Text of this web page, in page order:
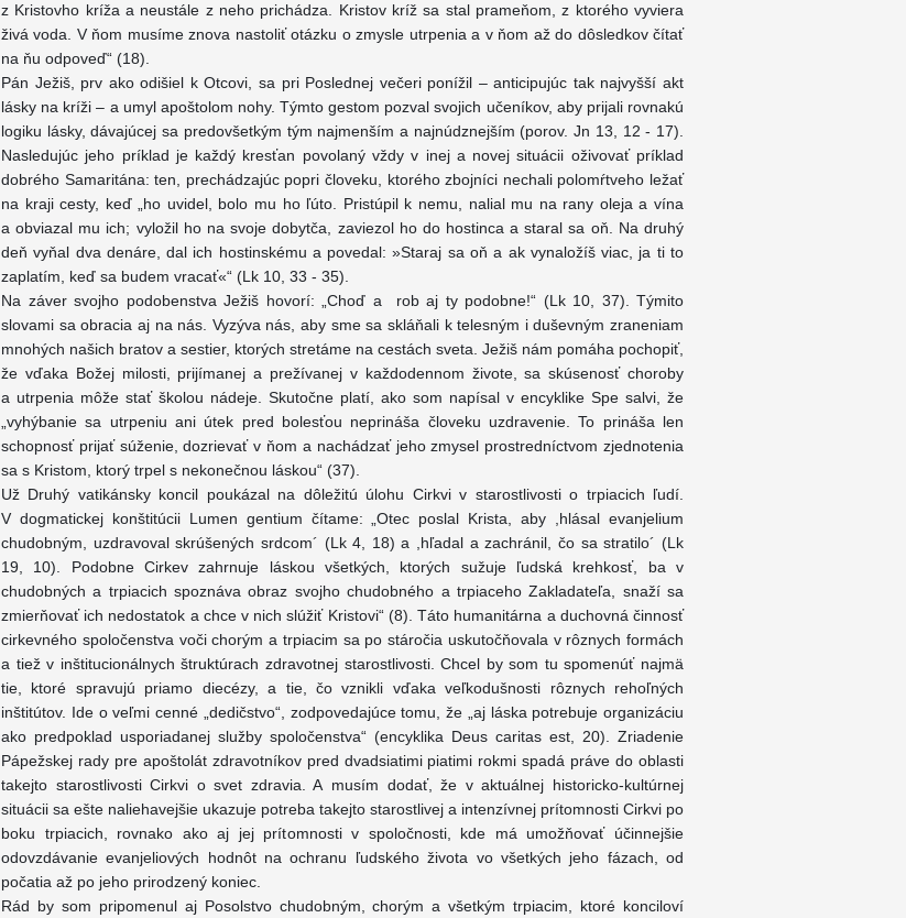
z Kristovho kríža a neustále z neho prichádza. Kristov kríž sa stal prameňom, z ktorého vyviera
živá voda. V ňom musíme znova nastoliť otázku o zmysle utrpenia a v ňom až do dôsledkov čítať
na ňu odpoveď“ (18).
Pán Ježiš, prv ako odišiel k Otcovi, sa pri Poslednej večeri ponížil – anticipujúc tak najvyšší akt
lásky na kríži – a umyl apoštolom nohy. Týmto gestom pozval svojich učeníkov, aby prijali rovnakú
logiku lásky, dávajúcej sa predovšetkým tým najmenším a najnúdznejším (porov. Jn 13, 12 - 17).
Nasledujúc jeho príklad je každý kresťan povolaný vždy v inej a novej situácii oživovať príklad
dobrého Samaritána: ten, prechádzajúc popri človeku, ktorého zbojníci nechali polomŕtveho ležať
na kraji cesty, keď „ho uvidel, bolo mu ho ľúto. Pristúpil k nemu, nalial mu na rany oleja a vína
a obviazal mu ich; vyložil ho na svoje dobytča, zaviezol ho do hostinca a staral sa oň. Na druhý
deň vyňal dva denáre, dal ich hostinskému a povedal: »Staraj sa oň a ak vynaložíš viac, ja ti to
zaplatím, keď sa budem vracať«“ (Lk 10, 33 - 35).
Na záver svojho podobenstva Ježiš hovorí: „Choď a rob aj ty podobne!“ (Lk 10, 37). Týmito
slovami sa obracia aj na nás. Vyzýva nás, aby sme sa skláňali k telesným i duševným zraneniam
mnohých našich bratov a sestier, ktorých stretáme na cestách sveta. Ježiš nám pomáha pochopiť,
že vďaka Božej milosti, prijímanej a prežívanej v každodennom živote, sa skúsenosť choroby
a utrpenia môže stať školou nádeje. Skutočne platí, ako som napísal v encyklike Spe salvi, že
„vyhýbanie sa utrpeniu ani útek pred bolesťou neprináša človeku uzdravenie. To prináša len
schopnosť prijať súženie, dozrievať v ňom a nachádzať jeho zmysel prostredníctvom zjednotenia
sa s Kristom, ktorý trpel s nekonečnou láskou“ (37).
Už Druhý vatikánsky koncil poukázal na dôležitú úlohu Cirkvi v starostlivosti o trpiacich ľudí.
V dogmatickej konštitúcii Lumen gentium čítame: „Otec poslal Krista, aby ,hlásal evanjelium
chudobným, uzdravoval skrúšených srdcom´ (Lk 4, 18) a ,hľadal a zachránil, čo sa stratilo´ (Lk
19, 10). Podobne Cirkev zahrnuje láskou všetkých, ktorých sužuje ľudská krehkosť, ba v
chudobných a trpiacich spoznáva obraz svojho chudobného a trpiaceho Zakladateľa, snaží sa
zmierňovať ich nedostatok a chce v nich slúžiť Kristovi“ (8). Táto humanitárna a duchovná činnosť
cirkevného spoločenstva voči chorým a trpiacim sa po stáročia uskutočňovala v rôznych formách
a tiež v inštitucionálnych štruktúrach zdravotnej starostlivosti. Chcel by som tu spomenúť najmä
tie, ktoré spravujú priamo diecézy, a tie, čo vznikli vďaka veľkodušnosti rôznych rehoľných
inštitútov. Ide o veľmi cenné „dedičstvo“, zodpovedajúce tomu, že „aj láska potrebuje organizáciu
ako predpoklad usporiadanej služby spoločenstva“ (encyklika Deus caritas est, 20). Zriadenie
Pápežskej rady pre apoštolát zdravotníkov pred dvadsiatimi piatimi rokmi spadá práve do oblasti
takejto starostlivosti Cirkvi o svet zdravia. A musím dodať, že v aktuálnej historicko-kultúrnej
situácii sa ešte naliehavejšie ukazuje potreba takejto starostlivej a intenzívnej prítomnosti Cirkvi po
boku trpiacich, rovnako ako aj jej prítomnosti v spoločnosti, kde má umožňovať účinnejšie
odovzdávanie evanjeliových hodnôt na ochranu ľudského života vo všetkých jeho fázach, od
počatia až po jeho prirodzený koniec.
Rád by som pripomenul aj Posolstvo chudobným, chorým a všetkým trpiacim, ktoré konciloví